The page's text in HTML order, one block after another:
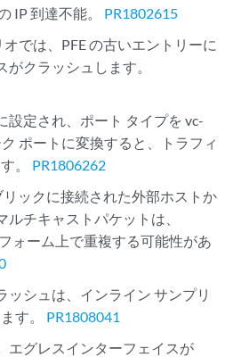
IP 到達不能。 PR1802615
では、PFE の古いエントリーに
がクラッシュします。
設定され、ポート タイプを vc-
ポートに変換すると、トラフィ
。 PR1806262
ックに接続された外部ホストか
ルチキャストパケットは、
ォーム上で重複する可能性があ
ッシュは、インライン サンプリ
す。 PR1808041
エグレスインターフェイスが